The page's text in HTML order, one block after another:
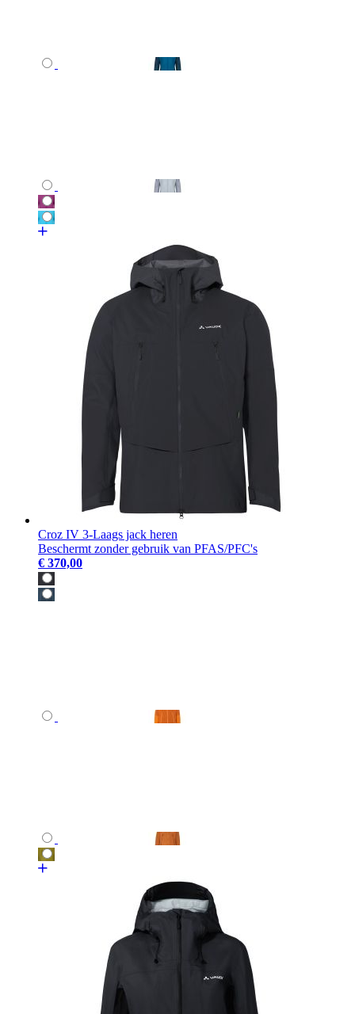
Croz IV 3-Laags jack heren
Beschermt zonder gebruik van PFAS/PFC's
€ 370,00